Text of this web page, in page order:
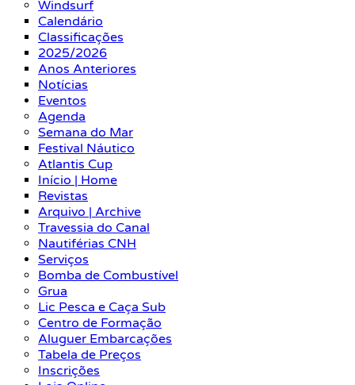
Windsurf
Calendário
Classificações
2025/2026
Anos Anteriores
Notícias
Eventos
Agenda
Semana do Mar
Festival Náutico
Atlantis Cup
Início | Home
Revistas
Arquivo | Archive
Travessia do Canal
Nautiférias CNH
Serviços
Bomba de Combustível
Grua
Lic Pesca e Caça Sub
Centro de Formação
Aluguer Embarcações
Tabela de Preços
Inscrições